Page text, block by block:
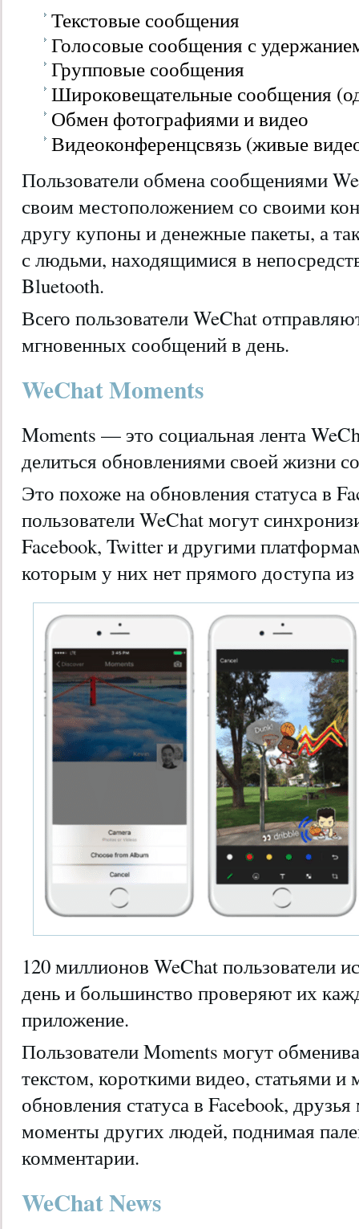
Текстовые сообщения
Голосовые сообщения с
Групповые сообщения
Широковещательные сообщения
Обмен фотографиями и видео
Видеоконференцсвязь (живые
Пользователи обмена сообщениями
своим местоположением со своими
другу купоны и денежные пакеты, а
с людьми, находящимися в
Bluetooth.
Всего пользователи WeChat
мгновенных сообщений в день.
WeChat Moments
Moments — это социальная лента
делиться обновлениями своей жизни
Это похоже на обновления статуса в
пользователи WeChat могут
Facebook, Twitter и другими
которым у них нет прямого доступа
120 миллионов WeChat пользователи
день и большинство проверяют их
приложение.
Пользователи Moments могут
текстом, короткими видео, статьями
обновления статуса в Facebook,
моменты других людей, поднимая
комментарии.
WeChat News